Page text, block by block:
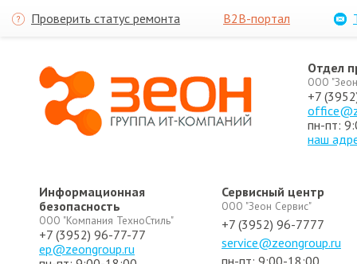
Проверить статус ремонта B2B-портал
Отдел
ООО
+7
пн-пт:
наш
Информационная
безопасность
ООО "Компания ТехноСтиль"
+7 (3952) 96-77-77
ep@zeongroup.ru
Сервисный центр
ООО "Зеон Сервис"
+7 (3952) 96-7777
service@zeongroup.ru
пн-пт: 9:00-18:00